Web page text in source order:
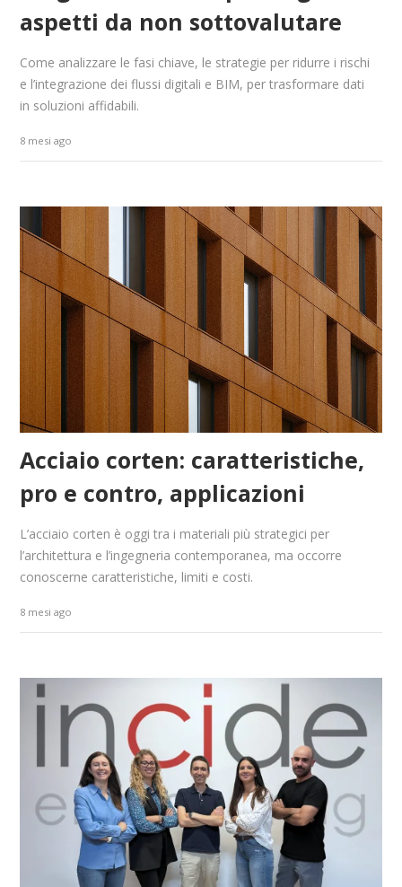
aspetti da non sottovalutare
Come analizzare le fasi chiave, le strategie per ridurre i rischi
e l’integrazione dei flussi digitali e BIM, per trasformare dati
in soluzioni affidabili.
8 mesi ago
Acciaio corten: caratteristiche,
pro e contro, applicazioni
L’acciaio corten è oggi tra i materiali più strategici per
l’architettura e l’ingegneria contemporanea, ma occorre
conoscerne caratteristiche, limiti e costi.
8 mesi ago